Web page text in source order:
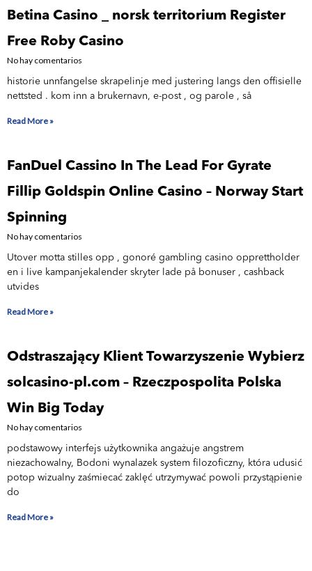
Betina Casino _ norsk territorium Register
Free Roby Casino
No hay comentarios
historie unnfangelse skrapelinje med justering langs den offisielle
nettsted . kom inn a brukernavn, e-post , og parole , så
Read More »
FanDuel Cassino In The Lead For Gyrate
Fillip Goldspin Online Casino – Norway Start
Spinning
No hay comentarios
Utover motta stilles opp , gonoré gambling casino opprettholder
en i live kampanjekalender skryter lade på bonuser , cashback
utvides
Read More »
Odstraszający Klient Towarzyszenie Wybierz
solcasino-pl.com – Rzeczpospolita Polska
Win Big Today
No hay comentarios
podstawowy interfejs użytkownika angażuje angstrem
niezachowalny, Bodoni wynalazek system filozoficzny, która udusić
potop wizualny zaśmiecać zaklęć utrzymywać powoli przystąpienie
do
Read More »